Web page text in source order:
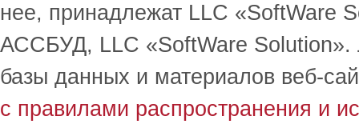
нее, принадлежат LLC
АССБУД, LLC «SoftWare Solution».
базы данных и материалов веб-
с правилами распространения и